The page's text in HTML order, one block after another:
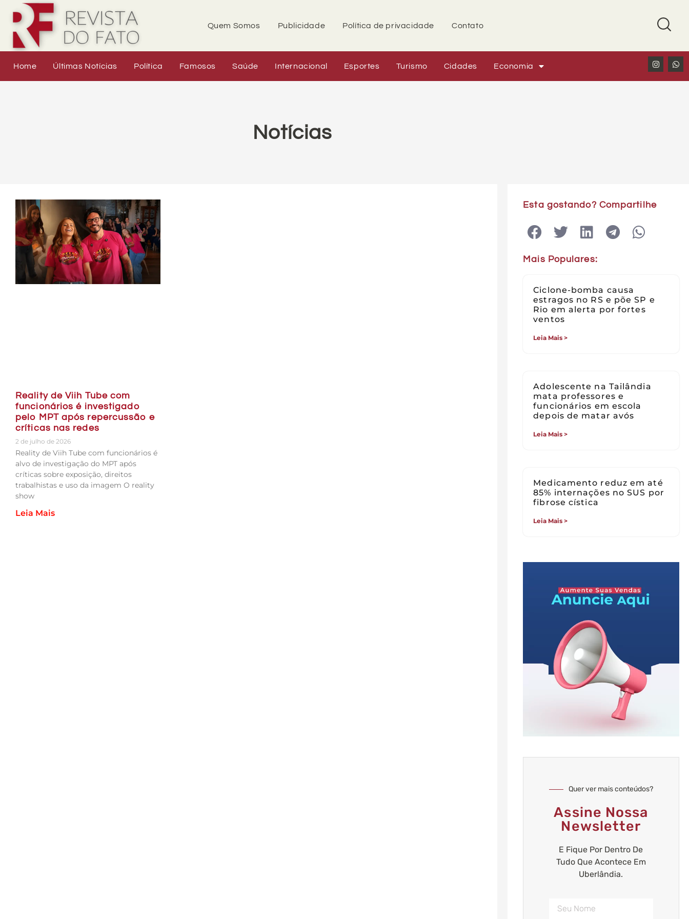
Quem Somos Publicidade Política de privacidade Contato
Home Últimas Notícias Política Famosos Saúde Internacional Esportes Turismo Cidades Economia
Notícias
Reality de Viih Tube com
funcionários é investigado
pelo MPT após repercussão e
críticas nas redes
2 de julho de 2026
Reality de Viih Tube com funcionários é
alvo de investigação do MPT após
críticas sobre exposição, direitos
trabalhistas e uso da imagem O reality
show
Leia Mais
Esta gostando? Compartilhe
Mais Populares:
Ciclone-bomba causa
estragos no RS e põe SP e
Rio em alerta por fortes
ventos
Leia Mais >
Adolescente na Tailândia
mata professores e
funcionários em escola
depois de matar avós
Leia Mais >
Medicamento reduz em até
85% internações no SUS por
fibrose cística
Leia Mais >
Quer ver mais conteúdos?
Assine Nossa
Newsletter
E Fique Por Dentro De
Tudo Que Acontece Em
Uberlândia.